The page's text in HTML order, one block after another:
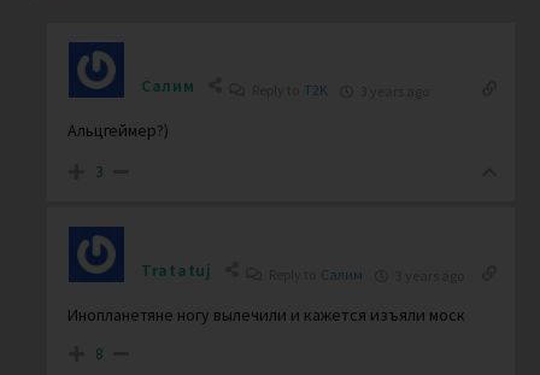
Салим T2K
Альцгеймер?)
3
Tratatuj Салим
Инопланетяне ногу вылечили и кажется изъяли моск
8